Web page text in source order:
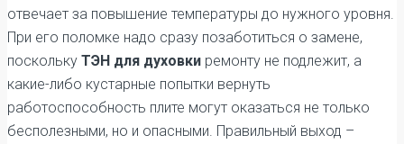
отвечает за повышение температуры до нужного уровня.
При его поломке надо сразу позаботиться о замене,
поскольку ТЭН для духовки ремонту не подлежит, а
какие-либо кустарные попытки вернуть
работоспособность плите могут оказаться не только
бесполезными, но и опасными. Правильный выход –